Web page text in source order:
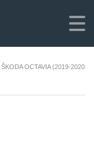
ŠKODA OCTAVIA (2019-2020